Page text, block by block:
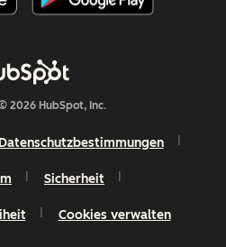
2026 HubSpot, Inc.
Datenschutzbestimmungen
Sicherheit
Cookies verwalten